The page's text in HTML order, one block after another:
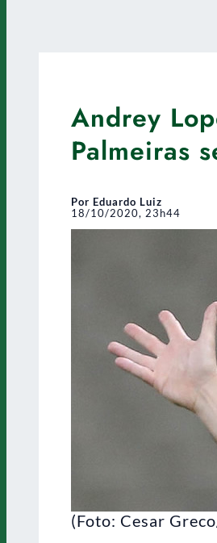
Andrey
Palmeiras
Por Eduardo Luiz
18/10/2020, 23h44
(Foto: Cesar